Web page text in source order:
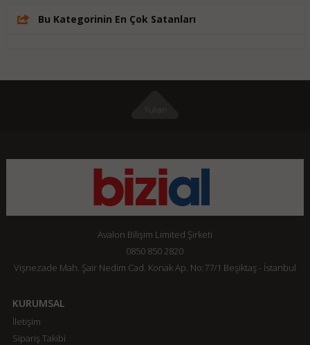
Bu Kategorinin En Çok Satanları
Avalon Bilişim Limited Şirketi
0850 850 2820
Vişnezade Mah. Şair Nedim Cad. Konak Ap. No:77/1 Beşiktaş - İstanbul
KURUMSAL
İletişim
Sipariş Takibi